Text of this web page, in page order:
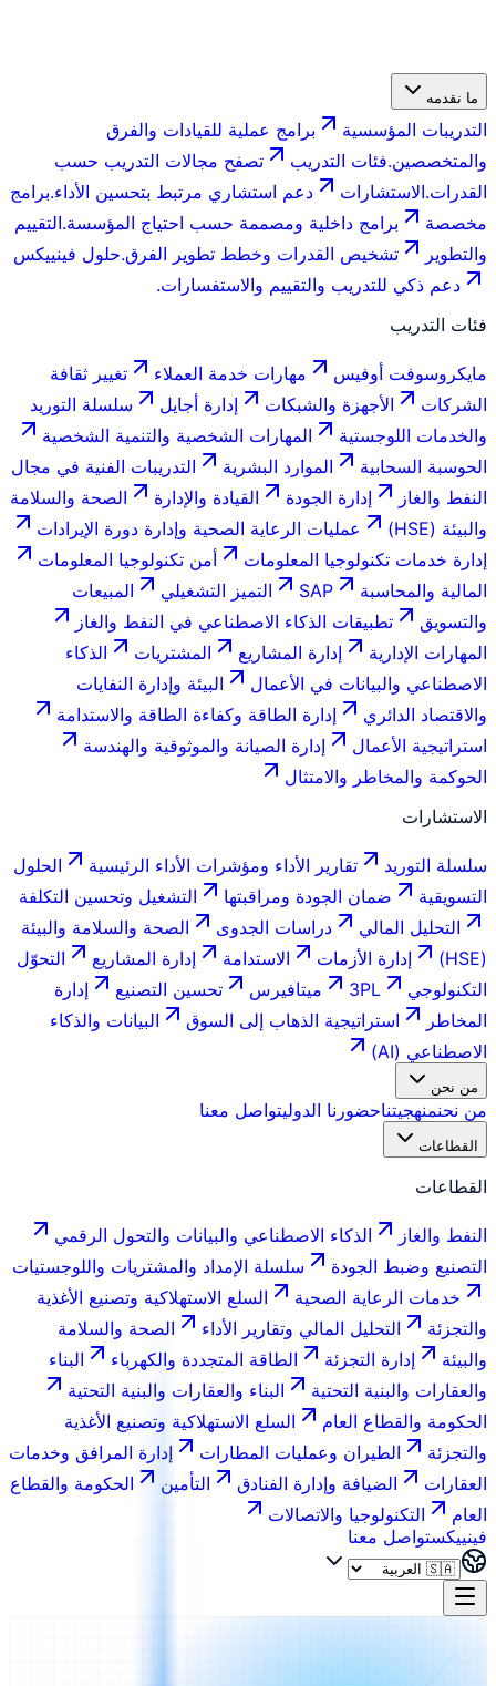
ما نقدمه
التدريبات المؤسسية
برامج عملية للقيادات والفرق
والمتخصصين.فئات التدريب
تصفح مجالات التدريب حسب
القدرات.الاستشارات دعم استشاري مرتبط بتحسين الأداء.برامج
مخصصة
برامج داخلية ومصممة حسب احتياج المؤسسة.التقييم
والتطوير
تشخيص القدرات وخطط تطوير الفرق.حلول فينييكس
دعم ذكي للتدريب والتقييم والاستفسارات.
فئات التدريب
مايكروسوفت أوفيس مهارات خدمة العملاء
تغيير ثقافة
الشركات
الأجهزة والشبكات إدارة أجايل
سلسلة التوريد
والخدمات اللوجستية
المهارات الشخصية والتنمية الشخصية
الحوسبة السحابية
الموارد البشرية
التدريبات الفنية في مجال
النفط والغاز
إدارة الجودة القيادة والإدارة
الصحة والسلامة
والبيئة (HSE)
عمليات الرعاية الصحية وإدارة دورة الإيرادات
إدارة خدمات تكنولوجيا المعلومات
أمن تكنولوجيا المعلومات
المالية والمحاسبة
SAP التميز التشغيلي
المبيعات
والتسويق
تطبيقات الذكاء الاصطناعي في النفط والغاز
المهارات الإدارية
إدارة المشاريع المشتريات
الذكاء
الاصطناعي والبيانات في الأعمال
البيئة وإدارة النفايات
والاقتصاد الدائري
إدارة الطاقة وكفاءة الطاقة والاستدامة
استراتيجية الأعمال
إدارة الصيانة والموثوقية والهندسة
الحوكمة والمخاطر والامتثال
الاستشارات
سلسلة التوريد تقارير الأداء ومؤشرات الأداء الرئيسية
الحلول
التسويقية
ضمان الجودة ومراقبتها
التشغيل وتحسين التكلفة
التحليل المالي
دراسات الجدوى
الصحة والسلامة والبيئة
(HSE)
إدارة الأزمات الاستدامة إدارة المشاريع
التحوّل
التكنولوجي
3PL ميتافيرس تحسين التصنيع
إدارة
المخاطر
استراتيجية الذهاب إلى السوق
البيانات والذكاء
الاصطناعي (AI)
من نحن
من نحنمنهجيتناحضورنا الدوليتواصل معنا
القطاعات
القطاعات
النفط والغاز
الذكاء الاصطناعي والبيانات والتحول الرقمي
التصنيع وضبط الجودة
سلسلة الإمداد والمشتريات واللوجستيات
خدمات الرعاية الصحية
السلع الاستهلاكية وتصنيع الأغذية
والتجزئة
التحليل المالي وتقارير الأداء
الصحة والسلامة
والبيئة
إدارة التجزئة الطاقة المتجددة والكهرباء
البناء
والعقارات والبنية التحتية
البناء والعقارات والبنية التحتية
الحكومة والقطاع العام
السلع الاستهلاكية وتصنيع الأغذية
والتجزئة
الطيران وعمليات المطارات
إدارة المرافق وخدمات
العقارات
الضيافة وإدارة الفنادق التأمين
الحكومة والقطاع
العام
التكنولوجيا والاتصالات
فينييكستواصل معنا